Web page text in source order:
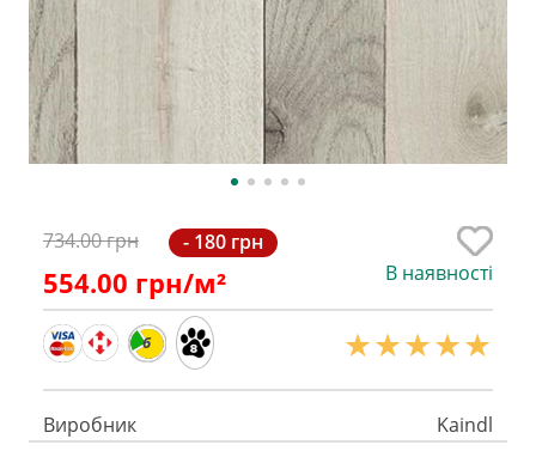
734.00 грн - 180 грн
554.00 грн/м² В наявності
6
Виробник
Kaindl